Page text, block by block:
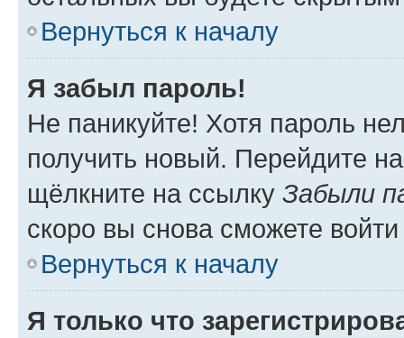
Вернуться к началу
Я забыл пароль!
Не паникуйте! Хотя пароль
получить новый. Перейдите
щёлкните на ссылку Забыли
скоро вы снова сможете
Вернуться к началу
Я только что